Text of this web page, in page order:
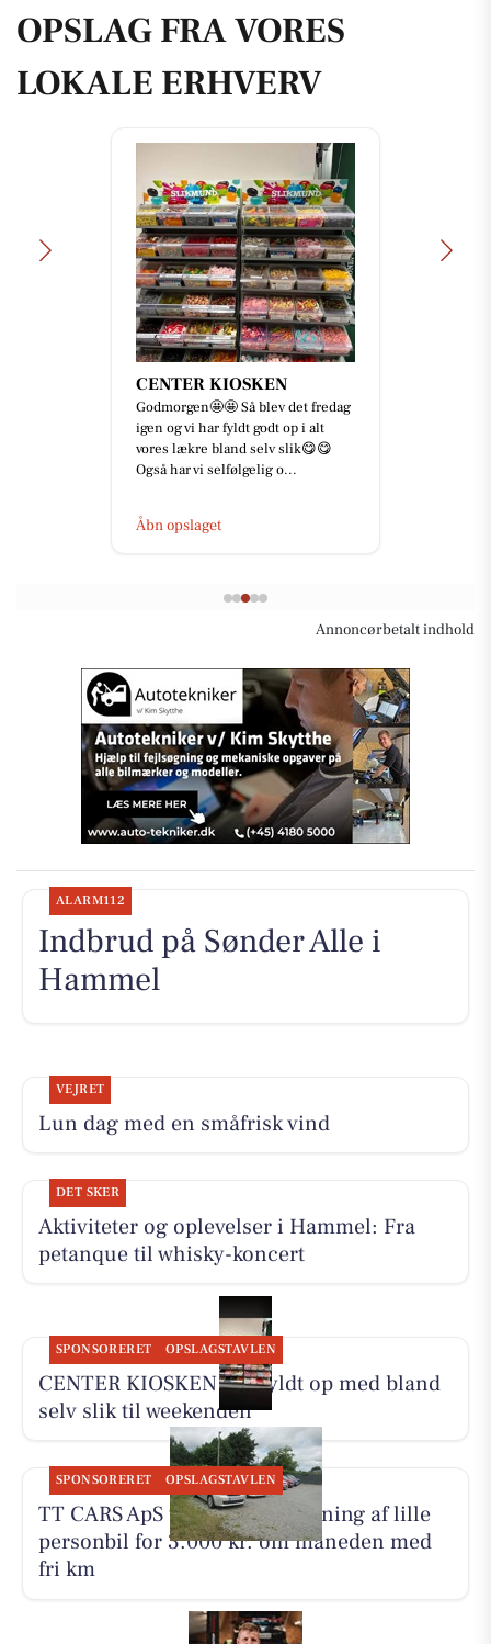
OPSLAG FRA VORES
LOKALE ERHVERV
CENTER KIOSKEN
Godmorgen🤩🤩 Så blev det fredag
igen og vi har fyldt godt op i alt
vores lækre bland selv slik😋😋
Også har vi selfølgelig o...
Åbn opslaget
Annoncørbetalt indhold
ALARM112
Indbrud på Sønder Alle i
Hammel
VEJRET
Lun dag med en småfrisk vind
DET SKER
Aktiviteter og oplevelser i Hammel: Fra
petanque til whisky-koncert
SPONSORERET OPSLAGSTAVLEN
CENTER KIOSKEN har fyldt op med bland
selv slik til weekenden
SPONSORERET OPSLAGSTAVLEN
TT CARS ApS tilbyder biludlejning af lille
personbil for 3.000 kr. om måneden med
fri km